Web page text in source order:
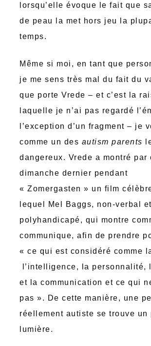
lorsqu’elle évoque le fait que
de peau la met hors jeu la
temps.
Même si moi, en tant que
je me sens très mal du fait du
que porte Vrede – et c’est la
laquelle je n’ai pas regardé
l’exception d’un fragment – je
comme un des autism parents
dangereux. Vrede a montré par
dimanche dernier pendant
« Zomergasten » un film
lequel Mel Baggs, non-verbal et
polyhandicapé, qui montre
communique, afin de prendre
« ce qui est considéré comme
l’intelligence, la personnalité,
et la communication et ce qui
pas ». De cette manière, une
réellement autiste se trouve un
lumière.